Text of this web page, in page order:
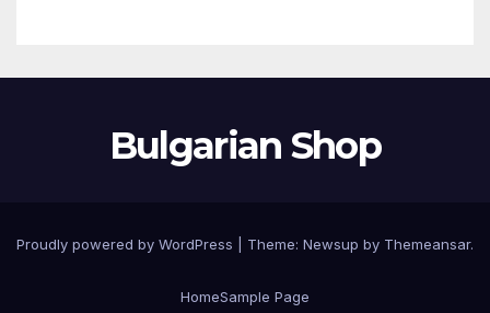
Bulgarian Shop
Proudly powered by WordPress Theme: Newsup by Themeansar.
HomeSample Page